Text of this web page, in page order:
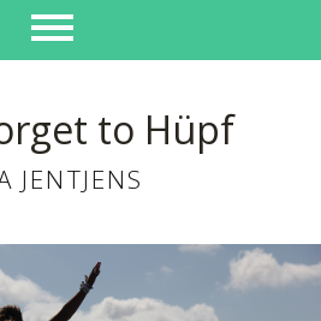
to Hüpf
JENTJENS